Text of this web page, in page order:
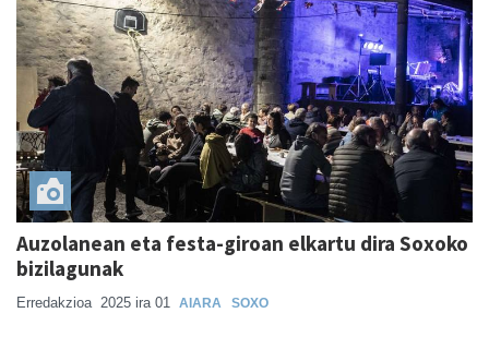
Auzolanean eta festa-giroan elkartu dira Soxoko
bizilagunak
Erredakzioa 2025 ira 01 AIARA SOXO